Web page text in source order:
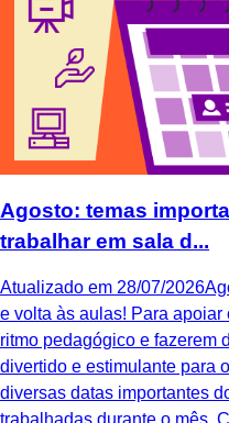
Agosto: temas
trabalhar em sala d...
Atualizado em 28/07/
e volta às aulas! Para
ritmo pedagógico e fazerem
divertido e estimulante para
diversas datas importantes
trabalhadas durante o mês.